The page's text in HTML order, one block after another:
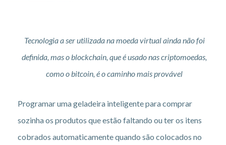
Tecnologia a ser utilizada na moeda virtual ainda não foi
definida, mas o blockchain, que é usado nas criptomoedas,
como o bitcoin, é o caminho mais provável
Programar uma geladeira inteligente para comprar
sozinha os produtos que estão faltando ou ter os itens
cobrados automaticamente quando são colocados no